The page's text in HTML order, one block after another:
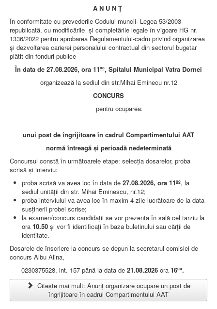
AMBULATOR ÎNGRIJIRI PALIATIVE
PROIECT DE MANAGEMENT 2026
PLAN STRATEGIC 2021 - 2025
PROIECT DE MANAGEMENT 2021
PROIECT DE MANAGEMENT 2017
CONSILIUL DE ADMINISTRAŢIE
COMITET DIRECTOR
SISTEMULUI DE CALITATE 2019
PLAN MANAGEMENT
INFORMAŢII
PROGRAM VOLUNTARIAT
JURIDIC
LEGISLAȚIE
ECONOMIC
ACHIZIŢII PUBLICE
BUGET
CONTRACTE C.A.S.
CONTRACTE PROGRAME NAȚIONALE
CHELTUIELI
CONSILIU DE ETICĂ
CONTACT
INFORMAŢII CONTACT
RUTE ACCES
RELAȚIA CU MASS-MEDIA
PURTĂTOR DE CUVÂNT
A N U N Ţ
În conformitate cu prevederile Codului muncii- Legea 53/2003-
republicată, cu modificările şi completările legale în vigoare HG nr.
1336/2022 pentru aprobarea Regulamentului-cadru privind organizarea
şi dezvoltarea carierei personalului contractual din sectorul bugetar
plătit din fonduri publice
În data de 27.08.2026, ora 11ºº, Spitalul Municipal Vatra Dornei
organizează la sediul din str.Mihai Eminecu nr.12
CONCURS
pentru ocuparea:
unui post de îngrijitoare în cadrul Compartimentului AAT
normă întreagă și perioadă nedeterminată
Concursul constă în următoarele etape: selecţia dosarelor, proba
scrisă şi interviu:
proba scrisă va avea loc în data de 27.08.2026, ora 11ºº, la
sediul unităţii din str. Mihai Eminescu, nr.12;
proba interviului va avea loc în maxim 4 zile lucrătoare de la data
susţinerii probei scrise;
la examen/concurs candidaţii se vor prezenta în sală cel tarziu la
ora 10.50 şi vor fi identificaţi în baza buletinului sau cărţii de
identitate.
Dosarele de înscriere la concurs se depun la secretarul comisiei de
concurs Albu Alina,
0230375528, int. 157 până la data de 21.08.2026 ora 16ºº.
Citește mai mult: Anunț organizare ocupare un post de
îngrijitoare în cadrul Compartimentului AAT